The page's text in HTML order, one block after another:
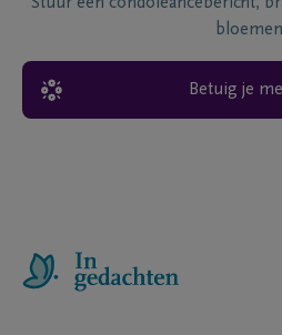
bloemen
Betuig je